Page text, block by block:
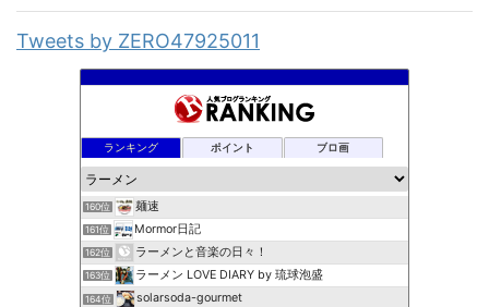
Tweets by ZERO47925011
ランキング ポイント ブロ画
160位 麺速
161位 Mormor日記
162位 ラーメンと音楽の日々！
163位 ラーメン LOVE DIARY by 琉球泡盛
164位 solarsoda-gourmet